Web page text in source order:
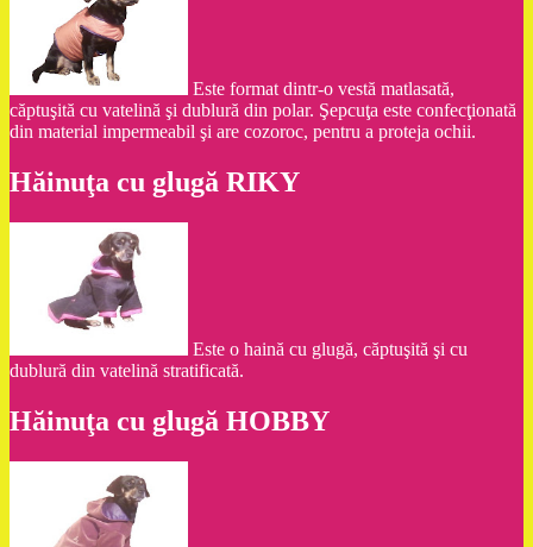
Este format dintr-o vestă matlasată,
căptuşită cu vatelină şi dublură din polar. Şepcuţa este confecţionată
din material impermeabil şi are cozoroc, pentru a proteja ochii.
Hăinuţa cu glugă RIKY
Este o haină cu glugă, căptuşită şi cu
dublură din vatelină stratificată.
Hăinuţa cu glugă HOBBY